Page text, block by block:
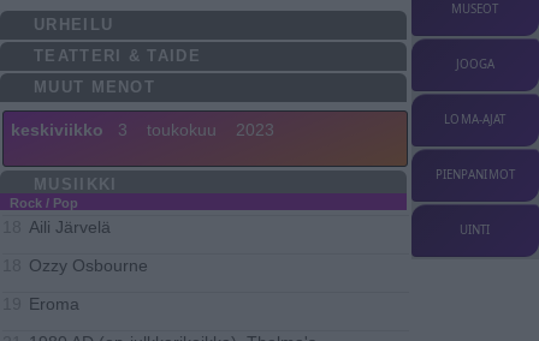
URHEILU
TEATTERI & TAIDE
MUUT MENOT
keskiviikko 3 toukokuu 2023
MUSIIKKI
Rock / Pop
Aili Järvelä
Ozzy Osbourne
Eroma
MUSEOT
JOOGA
LOMA-AJAT
PIENPANIMOT
UINTI